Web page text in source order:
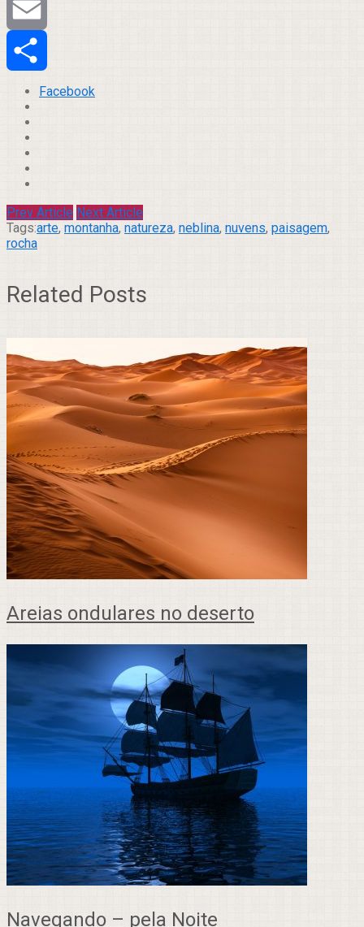
Tumblr
Email
Compartilhar
Facebook
Prev Article Next Article
Tags:arte, montanha, natureza, neblina, nuvens, paisagem,
rocha
Related Posts
Areias ondulares no deserto
Navegando – pela Noite